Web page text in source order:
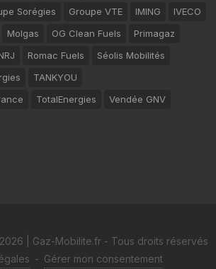
Sorégies Groupe VTE IMING
IVECO
Molgas OG Clean Fuels
Primagaz
Romac Fuels
Séolis Mobilités
TANKYOU
TotalEnergies Vendée GNV
| Gaz-Mobilite.fr - Tous droits réservés
- Gérer mon consentement